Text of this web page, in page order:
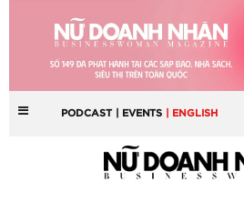
PODCAST | EVENTS | ENGLISH